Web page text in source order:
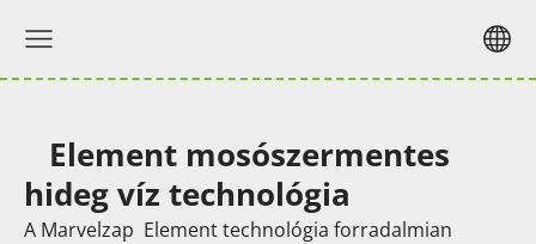
Element mosószermentes
hideg víz technológia
A Marvelzap Element technológia forradalmian